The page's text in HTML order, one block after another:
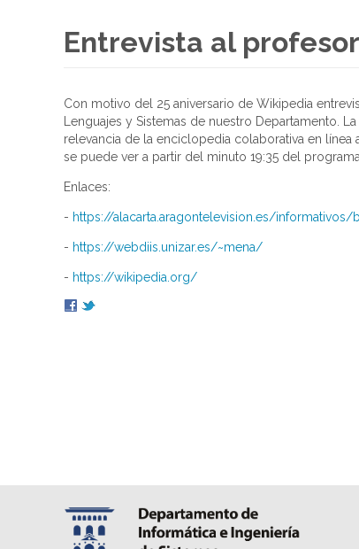
Entrevista al
Con motivo del 25 aniversario de Wikipedia
Lenguajes y Sistemas de nuestro Departamento.
relevancia de la enciclopedia colaborativa en
se puede ver a partir del minuto 19:35 del programa.
Enlaces:
- https://alacarta.aragontelevision.es/
- https://webdiis.unizar.es/~mena/
- https://wikipedia.org/